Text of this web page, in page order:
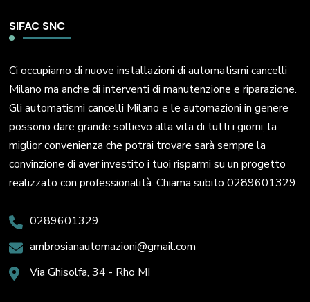
SIFAC SNC
Ci occupiamo di nuove installazioni di automatismi cancelli
Milano ma anche di interventi di manutenzione e riparazione.
Gli automatismi cancelli Milano e le automazioni in genere
possono dare grande sollievo alla vita di tutti i giorni; la
miglior convenienza che potrai trovare sarà sempre la
convinzione di aver investito i tuoi risparmi su un progetto
realizzato con professionalità. Chiama subito 0289601329
0289601329
ambrosianautomazioni@gmail.com
Via Ghisolfa, 34 - Rho MI